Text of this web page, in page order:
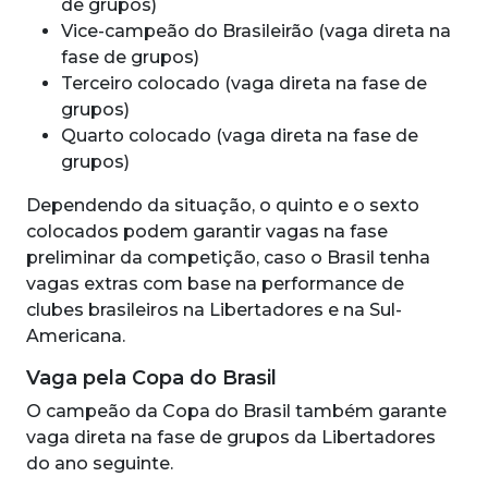
de grupos)
Vice-campeão do Brasileirão (vaga direta na
fase de grupos)
Terceiro colocado (vaga direta na fase de
grupos)
Quarto colocado (vaga direta na fase de
grupos)
Dependendo da situação, o quinto e o sexto
colocados podem garantir vagas na fase
preliminar da competição, caso o Brasil tenha
vagas extras com base na performance de
clubes brasileiros na Libertadores e na Sul-
Americana.
Vaga pela Copa do Brasil
O campeão da Copa do Brasil também garante
vaga direta na fase de grupos da Libertadores
do ano seguinte.